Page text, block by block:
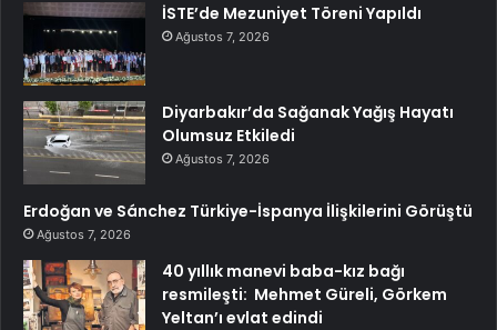
İSTE’de Mezuniyet Töreni Yapıldı
Ağustos 7, 2026
Diyarbakır’da Sağanak Yağış Hayatı
Olumsuz Etkiledi
Ağustos 7, 2026
Erdoğan ve Sánchez Türkiye-İspanya İlişkilerini Görüştü
Ağustos 7, 2026
40 yıllık manevi baba-kız bağı
resmileşti: Mehmet Güreli, Görkem
Yeltan’ı evlat edindi